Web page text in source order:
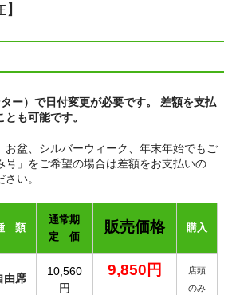
ック 等
クオカード
券・その他
・野球・映画・お風呂
ー）で日付変更が必要です。 差額を支払
も可能です。
盆、シルバーウィーク、年末年始でもご
号」をご希望の場合は差額をお支払いの
い。
類
通常期
定 価
販売価格 購入
由席
10,560
円
9,850円
店頭
のみ